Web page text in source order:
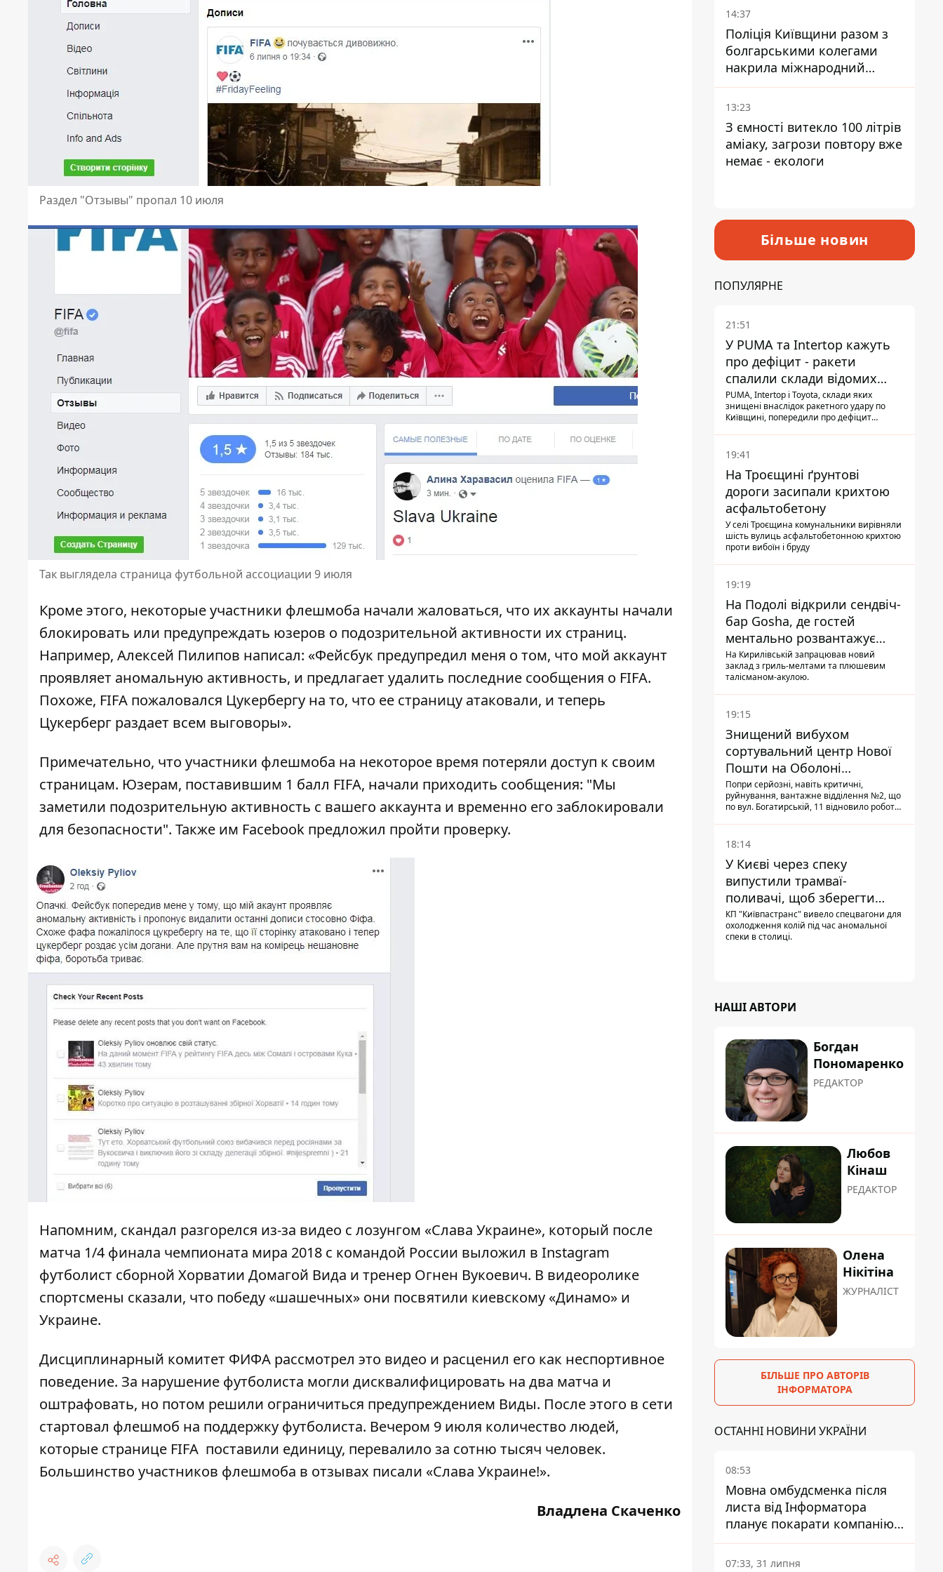
Раздел "Отзывы" пропал 10 июля
Так выглядела страница футбольной ассоциации 9 июля
Кроме этого, некоторые участники флешмоба начали жаловаться, что их аккаунты начали
блокировать или предупреждать юзеров о подозрительной активности их страниц.
Например, Алексей Пилипов написал: «Фейсбук предупредил меня о том, что мой аккаунт
проявляет аномальную активность, и предлагает удалить последние сообщения о FIFA.
Похоже, FIFA пожаловался Цукербергу на то, что ее страницу атаковали, и теперь
Цукерберг раздает всем выговоры».
Примечательно, что участники флешмоба на некоторое время потеряли доступ к своим
страницам. Юзерам, поставившим 1 балл FIFA, начали приходить сообщения: "Мы
заметили подозрительную активность с вашего аккаунта и временно его заблокировали
для безопасности". Также им Facebook предложил пройти проверку.
Напомним, скандал разгорелся из-за видео с лозунгом «Слава Украине», который после
матча 1/4 финала чемпионата мира 2018 с командой России выложил в Instagram
футболист сборной Хорватии Домагой Вида и тренер Огнен Вукоевич. В видеоролике
спортсмены сказали, что победу «шашечных» они посвятили киевскому «Динамо» и
Украине.
Дисциплинарный комитет ФИФА рассмотрел это видео и расценил его как неспортивное
поведение. За нарушение футболиста могли дисквалифицировать на два матча и
оштрафовать, но потом решили ограничиться предупреждением Виды. После этого в сети
стартовал флешмоб на поддержку футболиста. Вечером 9 июля количество людей,
которые странице FIFA поставили единицу, перевалило за сотню тысяч человек.
Большинство участников флешмоба в отзывах писали «Слава Украине!».
Владлена Скаченко
14:37
Поліція Київщини разом з
болгарськими колегами
накрила міжнародний
наркосиндикат
13:23
З ємності витекло 100 літрів
аміаку, загрози повтору вже
немає - екологи
Більше новин
ПОПУЛЯРНЕ
21:51
У PUMA та Intertop кажуть
про дефіцит - ракети
спалили склади відомих
брендів
PUMA, Intertop і Toyota, склади яких
знищені внаслідок ракетного удару по
Київщині, попередили про дефіцит
19:41
На Троєщині ґрунтові
дороги засипали крихтою
асфальтобетону
У селі Троєщина комунальники вирівняли
шість вулиць асфальтобетонною крихтою
проти вибоїн і бруду
19:19
На Подолі відкрили сендвіч-
бар Gosha, де гостей
ментально розвантажує
акула
На Кирилівській запрацював новий
заклад з гриль-мелтами та плюшевим
талісманом-акулою.
19:15
Знищений вибухом
сортувальний центр Нової
Пошти на Оболоні
запрацював - видають
посилки
Попри серйозні, навіть критичні,
руйнування, вантажне відділення №2, що
по вул. Богатирській, 11 відновило роботу:
18:14
У Києві через спеку
випустили трамваї-
поливачі, щоб зберегти
рейки від деформації
КП "Київпастранс" вивело спецвагони для
охолодження колій під час аномальної
спеки в столиці.
НАШІ АВТОРИ
Богдан
Пономаренко
РЕДАКТОР
Любов
Кінаш
РЕДАКТОР
Олена
Нікітіна
ЖУРНАЛІСТ
БІЛЬШЕ ПРО АВТОРІВ
ІНФОРМАТОРА
ОСТАННІ НОВИНИ УКРАЇНИ
08:53
Мовна омбудсменка після
листа від Інформатора
планує покарати компанію-
підрядника ПриватБанку
07:33, 31 липня